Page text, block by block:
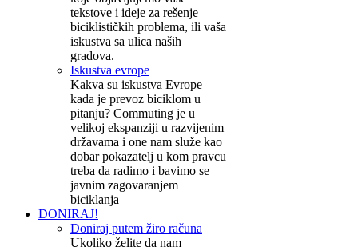
tekstove i ideje za rešenje
biciklističkih problema, ili vaša
iskustva sa ulica naših
gradova.
Iskustva evrope
Kakva su iskustva Evrope
kada je prevoz biciklom u
pitanju? Commuting je u
velikoj ekspanziji u razvijenim
državama i one nam služe kao
dobar pokazatelj u kom pravcu
treba da radimo i bavimo se
javnim zagovaranjem
biciklanja
DONIRAJ!
Doniraj putem žiro računa
Ukoliko želite da nam